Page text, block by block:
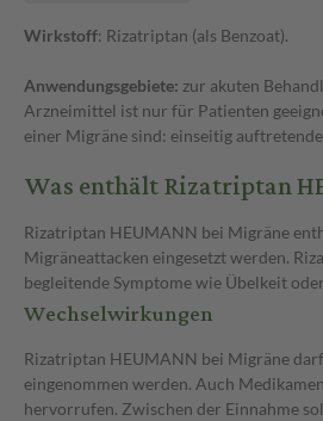
Wirkstoff: Rizatriptan (als Benzoat).
Anwendungsgebiete: zur akuten
Arzneimittel ist nur für Patienten
einer Migräne sind: einseitig
Was enthält Rizatriptan
Rizatriptan HEUMANN bei Migräne
Migräneattacken eingesetzt werden.
begleitende Symptome wie Übelkeit
Wechselwirkungen
Rizatriptan HEUMANN bei Migräne
eingenommen werden. Auch
hervorrufen. Zwischen der Einnahme